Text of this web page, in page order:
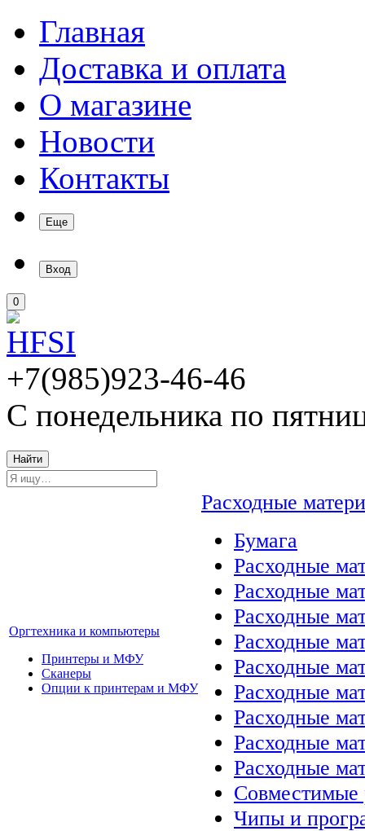
Главная
Доставка и оплата
О магазине
Новости
Контакты
Еще
Вход
0
+7(985)923-46-46
С понедельника по
Найти
Оргтехника и компьютеры
Принтеры и МФУ
Сканеры
Опции к принтерам и МФУ
Расходные
Бумага
Расходные
Расходные
Расходные
Расходные
Расходные
Расходные
Расходные
Расходные
Расходные
Совместимые
Чипы и